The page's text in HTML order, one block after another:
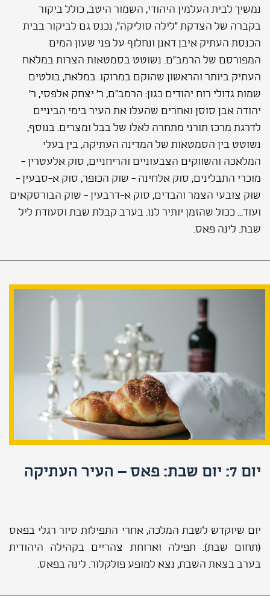
נמשיך לבית העלמין היהודי, השמור היטב, כולל ביקור
בקברה של הצדקת "לילה סוליקה", נכנס גם לביקור בבית
הכנסת העתיק איבן דאנן ונחלוף על פני שעון המים
המפורסם של הרמב"ם. נשוטט בסמטאות הצרות במלאח
העתיק ביותר והראשון שהוקם במרוקו. במלאח, בולטים
שמות גדולי רוח יהודים כגון: הרמב"ם, ר' יצחק אלפסי, ר'
יהודה אבן סוסן ואחרים שהעלו את העיר בימי הביניים
לדרגת מרכז תורני מתחרה לאלו של בבל ומצרים. בנוסף,
נשוטט בין הסמטאות של המדינה העתיקה, בין בעלי
המלאכה והשווקים הצבעוניים והריחניים, סוק אלעטרין -
מוכרי התבלינים, סוק אלחינה - שוק הכופר, סוק א-סבעין -
שוק צובעי הצמר והבדים, סוק א-דרבעין - שוק הבורסקאים
ועוד... ככול שהזמן יותיר לנו. בערב קבלת שבת וסעודת ליל
שבת. לינה פאס.
יום 7: יום שבת: פאס – העיר העתיקה
יום שיוקדש לשבת המלכה, אחרי התפילות סיור רגלי בפאס
(תחום שבת). תפילה וארוחת צהריים בקהילה היהודית
בערב בצאת השבת, נצא למופע פולקלור. לינה בפאס.